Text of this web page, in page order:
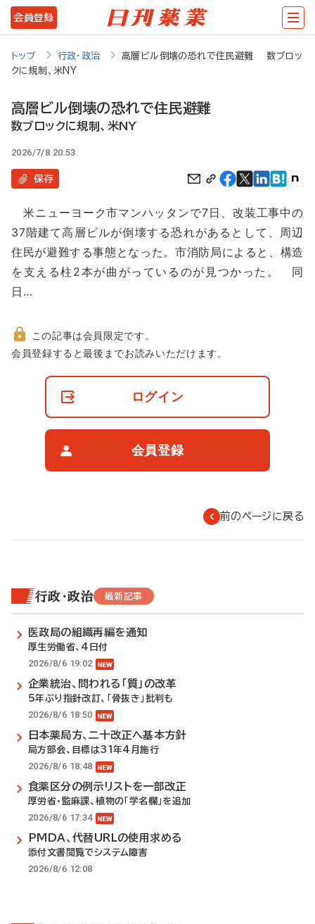
メ
イ
テ
ツ
に
動
会員登録
トップ 行政・政治
高層ビル倒壊の恐れで住民避難 数ブロッ
クに規制、米NY
高層ビル倒壊の恐れで住民避難
数ブロックに規制、米NY
2026/7/8 20:53
保存
米ニューヨーク市マンハッタンで7日、改装工事中の
37階建て高層ビルが倒壊する恐れがあるとして、周辺
住民が避難する事態となった。市消防局によると、構造
を支える柱2本が曲がっているのが見つかった。 同
日…
非
この記事は会員限定です。
会員登録すると最後までお読みいただけます。
ログイン
会員登録
前のページに戻る
行政・政治 最新記事
医政局の組織再編を通知
厚生労働省、4日付
2026/8/6 19:02
企業統治、問われる「質」の改革
5年ぶり指針改訂、「骨抜き」批判も
2026/8/6 18:50
日本薬局方、二十改正へ基本方針
局方部会、目標は31年4月施行
2026/8/6 18:48
食薬区分の例示リストを一部改正
厚労省・監麻課、植物の「学名欄」を追加
2026/8/6 17:34
PMDA、代替URLの使用求める
添付文書閲覧でシステム障害
2026/8/6 12:08